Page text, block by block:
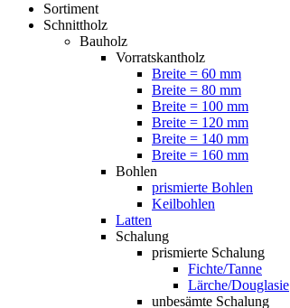
Sortiment
Schnittholz
Bauholz
Vorratskantholz
Breite = 60 mm
Breite = 80 mm
Breite = 100 mm
Breite = 120 mm
Breite = 140 mm
Breite = 160 mm
Bohlen
prismierte Bohlen
Keilbohlen
Latten
Schalung
prismierte Schalung
Fichte/Tanne
Lärche/Douglasie
unbesämte Schalung